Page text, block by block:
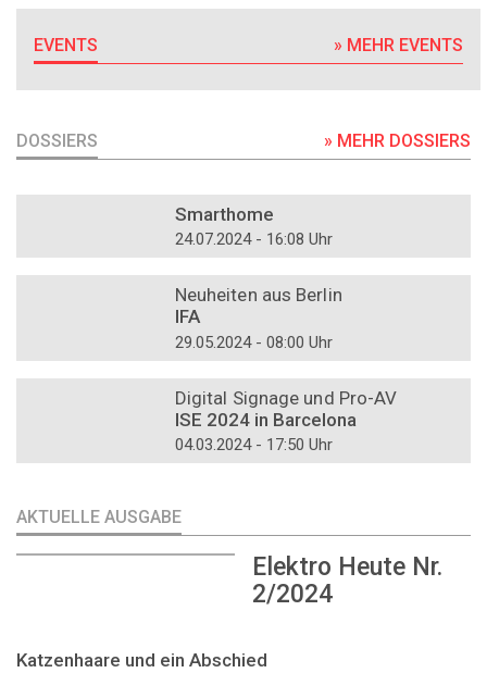
EVENTS » MEHR EVENTS
DOSSIERS » MEHR DOSSIERS
Smarthome
24.07.2024 - 16:08 Uhr
Neuheiten aus Berlin
IFA
29.05.2024 - 08:00 Uhr
Digital Signage und Pro-AV
ISE 2024 in Barcelona
04.03.2024 - 17:50 Uhr
AKTUELLE AUSGABE
Elektro Heute Nr.
2/2024
Katzenhaare und ein Abschied